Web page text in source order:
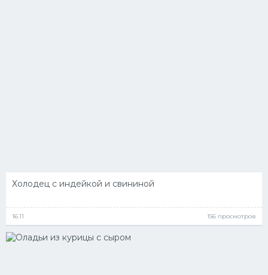
Холодец с индейкой и свининой
16.11 156 просмотров